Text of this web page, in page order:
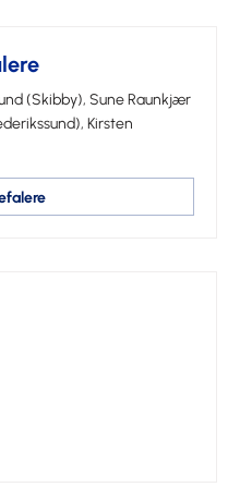
(Skibby), Sune Raunkjær
Kirsten